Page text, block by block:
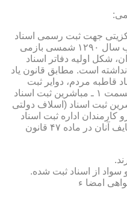
جهت ثبت رسمی اسناد
مراجعان، به قانون ثبت اسناد مصوب سال ۱۲۹۰ شمسی بازمی
شكل اولیه دفاتر اسناد
است. مطابق قانون یاد
قاطبه مردم، دوایر ثبت
اسناد به عنوان نهادی دولتی، از دو قسمت ۱ ـ مباشرین ثبت اسناد
ثبت اسناد (اسلاف دولتی
اداره ثبت اسناد
واملاك محسوب می گردیدند كه وظایف آنان در ماده ۴۷ قانون
از اسناد ثبت شده.
امضا ء